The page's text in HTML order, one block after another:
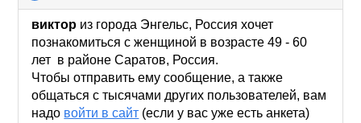
to
collapse
contents
виктор из города Энгельс, Россия хочет
познакомиться с женщиной в возрасте 49 - 60
лет в районе Саратов, Россия.
Чтобы отправить ему сообщение, а также
общаться с тысячами других пользователей, вам
надо войти в сайт (если у вас уже есть анкета)